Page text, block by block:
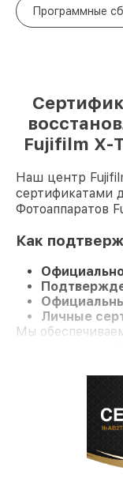
Программные
Fujifilm X-
Наш центр
сертификатами
Фотоаппаратов
Как
Личные
Мы